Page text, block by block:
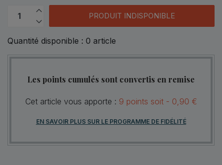
PRODUIT INDISPONIBLE
Quantité disponible : 0 article
Les points cumulés sont convertis en remise
Cet article vous apporte : 9 points soit - 0,90 €
EN SAVOIR PLUS SUR LE PROGRAMME DE FIDÉLITÉ